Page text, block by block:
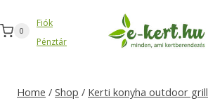
to
content
0
Fiók
Pénztár
Home / Shop / Kerti konyha outdoor grill